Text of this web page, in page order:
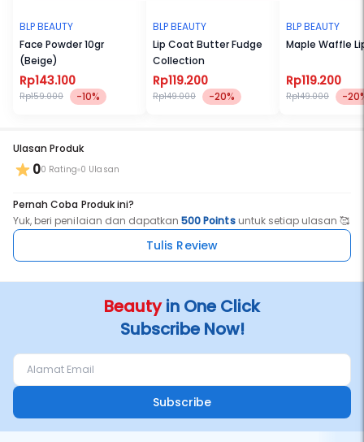
BLP BEAUTY
Face Powder 10gr
(Beige)
Rp143.100
Rp159.000 -10%
BLP BEAUTY
Lip Coat Butter Fudge
Collection
Rp119.200
Rp149.000 -20%
BLP BEAUTY
Maple Waffle
Rp119.200
Rp149.000 -
Ulasan Produk
00 Rating 0 Ulasan
Pernah Coba Produk ini?
Yuk, beri penilaian dan dapatkan500 Pointsuntuk setiap ulasan 🥰
Tulis Review
Beautyin One Click
Subscribe Now!
Subscribe